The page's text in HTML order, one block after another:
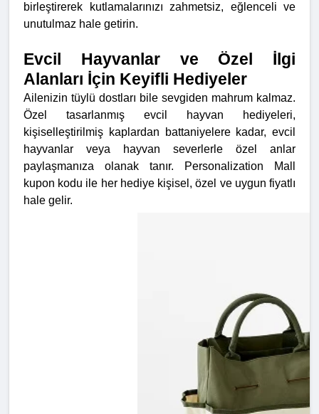
birleştirerek kutlamalarınızı zahmetsiz, eğlenceli ve
unutulmaz hale getirin.
Evcil Hayvanlar ve Özel İlgi
Alanları İçin Keyifli Hediyeler
Ailenizin tüylü dostları bile sevgiden mahrum kalmaz.
Özel tasarlanmış evcil hayvan hediyeleri,
kişiselleştirilmiş kaplardan battaniyelere kadar, evcil
hayvanlar veya hayvan severlerle özel anlar
paylaşmanıza olanak tanır. Personalization Mall
kupon kodu ile her hediye kişisel, özel ve uygun fiyatlı
hale gelir.